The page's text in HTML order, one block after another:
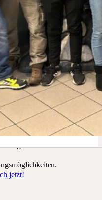
mindestens einmal
Bei Schicker Technik
freundliches Team und beste
krisenfesten Branche.
jetzt!